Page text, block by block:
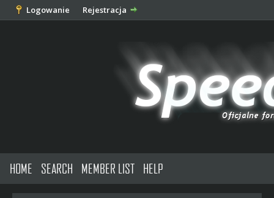
Logowanie Rejestracja
HOME SEARCH MEMBER LIST HELP